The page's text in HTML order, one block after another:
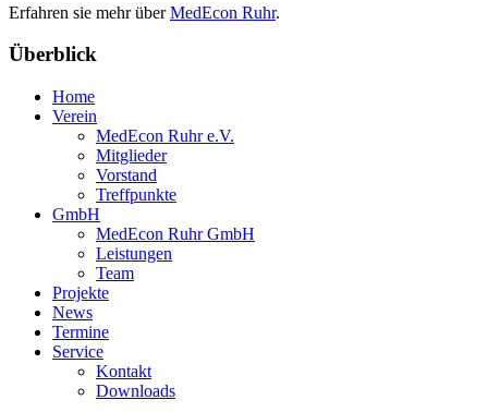
Erfahren sie mehr überMedEcon Ruhr.
Überblick
Home
Verein
MedEcon Ruhr e.V.
Mitglieder
Vorstand
Treffpunkte
GmbH
MedEcon Ruhr GmbH
Leistungen
Team
Projekte
News
Termine
Service
Kontakt
Downloads